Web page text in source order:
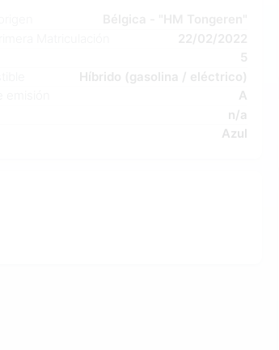
Híbrido (gasolina / eléctrico)
A
n/a
Azul